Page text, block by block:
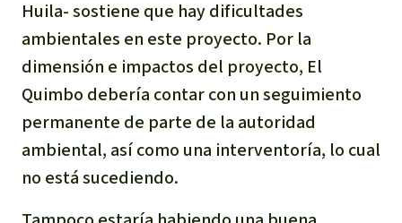
Widget Salva la Selva
Selva tropical
Derechos de la Naturaleza
Bioenergía
Agua
FAQ
Transparencia
Contacto
English
Français
Italiano
Português
Defensoras y defensores de la
selva
África
Latinoamérica
Huila- sostiene que hay dificultades
ambientales en este proyecto. Por la
dimensión e impactos del proyecto, El
Quimbo debería contar con un seguimiento
permanente de parte de la autoridad
ambiental, así como una interventoría, lo cual
no está sucediendo.